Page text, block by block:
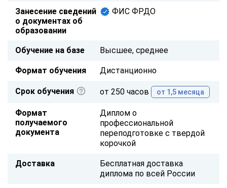
Занесение сведений
о документах об
образовании
ФИС ФРДО
Обучение на базе Высшее, среднее
Формат обучения Дистанционно
Срок обучения от 250 часов от 1,5 месяца
Формат
получаемого
документа
Диплом о
профессиональной
переподготовке с твердой
корочкой
Доставка
Бесплатная доставка
диплома по всей России